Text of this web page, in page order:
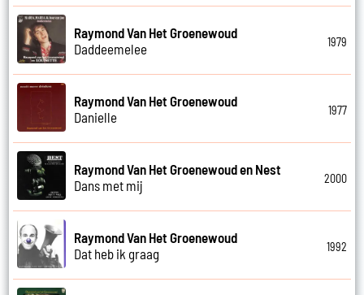
Raymond Van Het Groenewoud
Daddeemelee
1979
Raymond Van Het Groenewoud
Danielle
1977
Raymond Van Het Groenewoud en Nest
Dans met mij
2000
Raymond Van Het Groenewoud
Dat heb ik graag
1992